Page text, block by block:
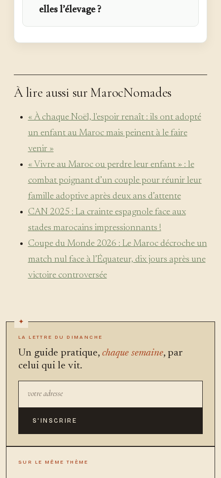
elles l’élevage ?
À lire aussi sur MarocNomades
« À chaque Noël, l'espoir renaît : ils ont adopté
un enfant au Maroc mais peinent à le faire
venir »
« Vivre au Maroc ou perdre leur enfant » : le
combat poignant d’un couple pour réunir leur
famille adoptive après deux ans d’attente
CAN 2025 : La crainte espagnole face aux
stades marocains impressionnants !
Coupe du Monde 2026 : Le Maroc décroche un
match nul face à l’Équateur, dix jours après une
victoire controversée
LA LETTRE DU DIMANCHE
Un guide pratique, chaque semaine, par
celui qui le vit.
S'INSCRIRE
SUR LE MÊME THÈME